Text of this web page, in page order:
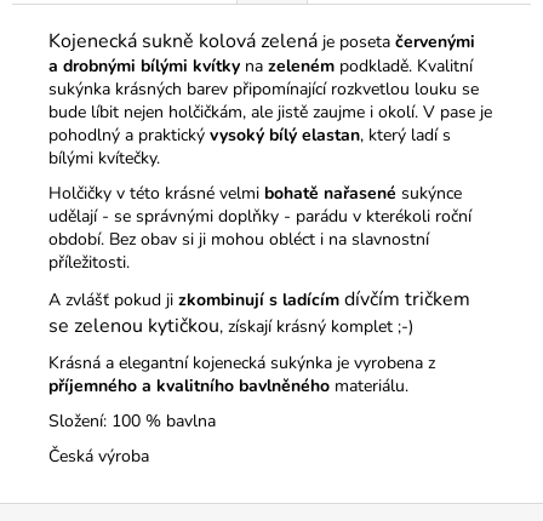
Kojenecká sukně kolová zelená je poseta červenými
a drobnými bílými kvítky na zeleném podkladě. Kvalitní
sukýnka krásných barev připomínající rozkvetlou louku se
bude líbit nejen holčičkám, ale jistě zaujme i okolí. V pase je
pohodlný a praktický vysoký bílý elastan, který ladí s
bílými kvítečky.
Holčičky v této krásné velmi bohatě nařasené sukýnce
udělají - se správnými doplňky - parádu v kterékoli roční
období. Bez obav si ji mohou obléct i na slavnostní
příležitosti.
A zvlášť pokud ji zkombinují s ladícím dívčím tričkem
se zelenou kytičkou, získají krásný komplet ;-)
Krásná a elegantní kojenecká sukýnka je vyrobena z
příjemného a kvalitního bavlněného materiálu.
Složení: 100 % bavlna
Česká výroba